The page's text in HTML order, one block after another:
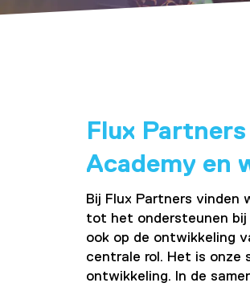
Flux
Academy en
Bij Flux Partners vinden
tot het ondersteunen bij
ook op de ontwikkeling
centrale rol. Het is onze
ontwikkeling. In de